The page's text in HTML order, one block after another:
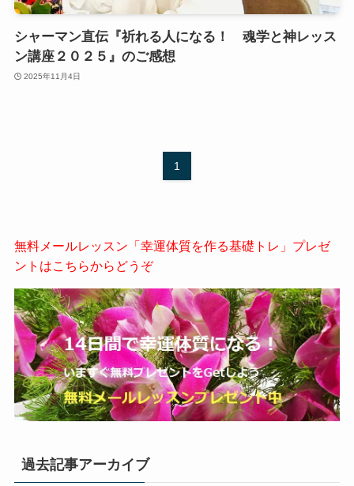
シャーマン直伝『祈れる人になる！ 魂学と神レッス
ン講座２０２５』のご感想
2025年11月4日
1
無料メールレッスン「幸運体質を作る基礎トレ」プレゼ
ントはこちらからどうぞ
過去記事アーカイブ